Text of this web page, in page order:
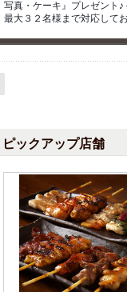
写真・ケーキ』プレゼン
最大３２名様まで対応して
ピックアップ店舗